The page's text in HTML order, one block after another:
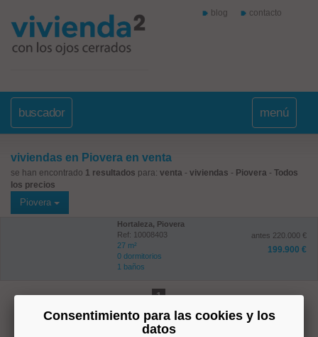
blog contacto
buscador menú
viviendas en Piovera en venta
se han encontrado 1 resultados para: venta - viviendas - Piovera - Todos
los precios
Piovera
Hortaleza, Piovera
Ref: 10008403
27 m²
0 dormitorios
1 baños
antes 220.000 €
199.900 €
1
Consentimiento para las cookies y los
datos